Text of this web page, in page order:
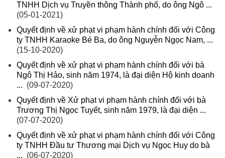
TNHH Dịch vụ Truyền thông Thành phố, do ông Ngô ...
(05-01-2021)
Quyết định về xử phạt vi phạm hành chính đối với Công
ty TNHH Karaoke Bé Ba, do ông Nguyễn Ngọc Nam, ...
(15-10-2020)
Quyết định về xử phạt vi phạm hành chính đối với bà
Ngô Thị Hảo, sinh năm 1974, là đại diện Hộ kinh doanh
... (09-07-2020)
Quyết định về Xử phạt vi phạm hành chính đối với bà
Trương Thị Ngọc Tuyết, sinh năm 1979, là đại diện ...
(07-07-2020)
Quyết định về xử phạt vi phạm hành chính đối với Công
ty TNHH Đầu tư Thương mại Dịch vụ Ngọc Huy do bà
... (06-07-2020)